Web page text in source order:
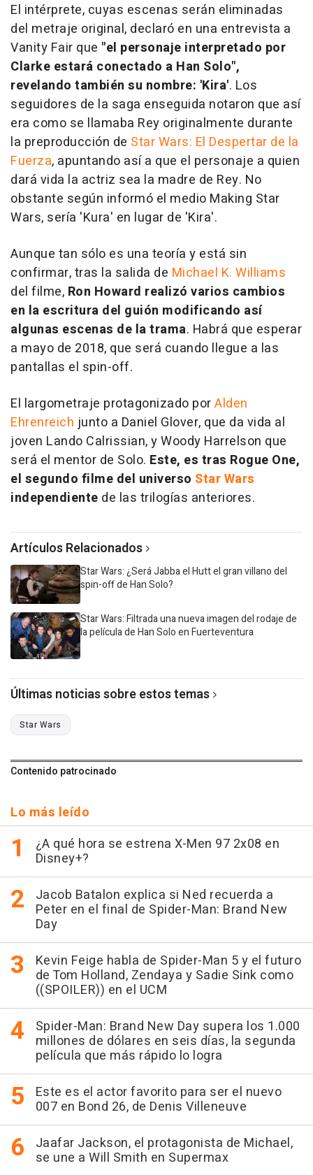
El intérprete, cuyas escenas serán eliminadas
del metraje original, declaró en una entrevista a
Vanity Fair que "el personaje interpretado por
Clarke estará conectado a Han Solo",
revelando también su nombre: 'Kira'. Los
seguidores de la saga enseguida notaron que así
era como se llamaba Rey originalmente durante
la preproducción de Star Wars: El Despertar de la
Fuerza, apuntando así a que el personaje a quien
dará vida la actriz sea la madre de Rey. No
obstante según informó el medio Making Star
Wars, sería 'Kura' en lugar de 'Kira'.
Aunque tan sólo es una teoría y está sin
confirmar, tras la salida de Michael K. Williams
del filme, Ron Howard realizó varios cambios
en la escritura del guión modificando así
algunas escenas de la trama. Habrá que esperar
a mayo de 2018, que será cuando llegue a las
pantallas el spin-off.
El largometraje protagonizado porAlden
Ehrenreich junto a Daniel Glover, que da vida al
joven Lando Calrissian, y Woody Harrelson que
será el mentor de Solo. Este, es tras Rogue One,
el segundo filme del universo Star Wars
independiente de las trilogías anteriores.
Artículos Relacionados
Star Wars: ¿Será Jabba el Hutt el gran villano del
spin-off de Han Solo?
Star Wars: Filtrada una nueva imagen del rodaje de
la película de Han Solo en Fuerteventura
Últimas noticias sobre estos temas
Star Wars
Contenido patrocinado
Lo más leído
¿A qué hora se estrena X-Men 97 2x08 en
Disney+?
Jacob Batalon explica si Ned recuerda a
Peter en el final de Spider-Man: Brand New
Day
Kevin Feige habla de Spider-Man 5 y el futuro
de Tom Holland, Zendaya y Sadie Sink como
((SPOILER)) en el UCM
Spider-Man: Brand New Day supera los 1.000
millones de dólares en seis días, la segunda
película que más rápido lo logra
Este es el actor favorito para ser el nuevo
007 en Bond 26, de Denis Villeneuve
Jaafar Jackson, el protagonista de Michael,
se une a Will Smith en Supermax